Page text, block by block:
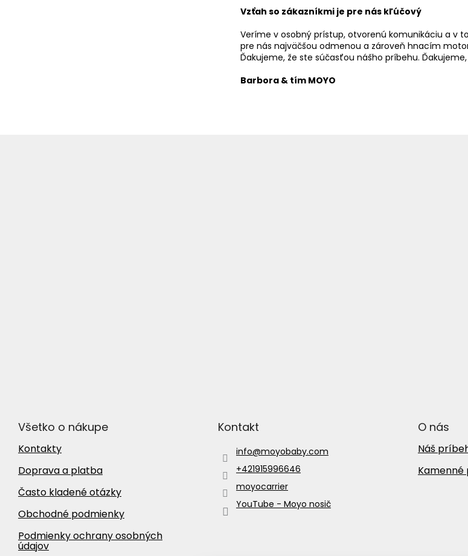
Vzťah so zákazníkmi je pre nás kľúčový
Veríme v osobný prístup, otvorenú komunikáciu a v
pre nás najväčšou odmenou a zároveň hnacím
Ďakujeme, že ste súčasťou nášho príbehu.
Barbora & tím MOYO
Všetko o nákupe
Kontakty
Doprava a platba
Často kladené otázky
Obchodné podmienky
Podmienky ochrany osobných
údajov
Kontakt
info@moyobaby.com
+421915996646
moyocarrier
YouTube - Moyo nosič
O nás
Náš
Kamenné